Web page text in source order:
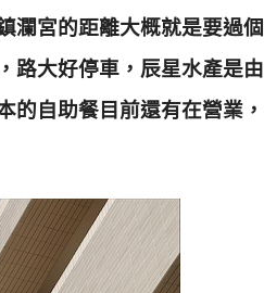
瀾宮的距離大概就是要過個
路大好停車，辰星水產是由
的自助餐目前還有在營業，